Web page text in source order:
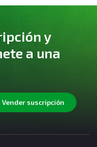
y
a una
Vender suscripción